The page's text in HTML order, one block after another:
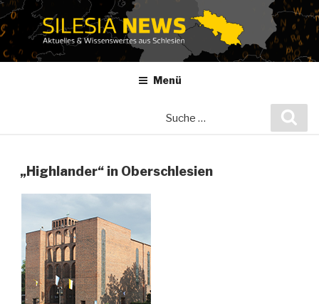
Zum
Inhalt
springen
Menü
„Highlander“ in Oberschlesien